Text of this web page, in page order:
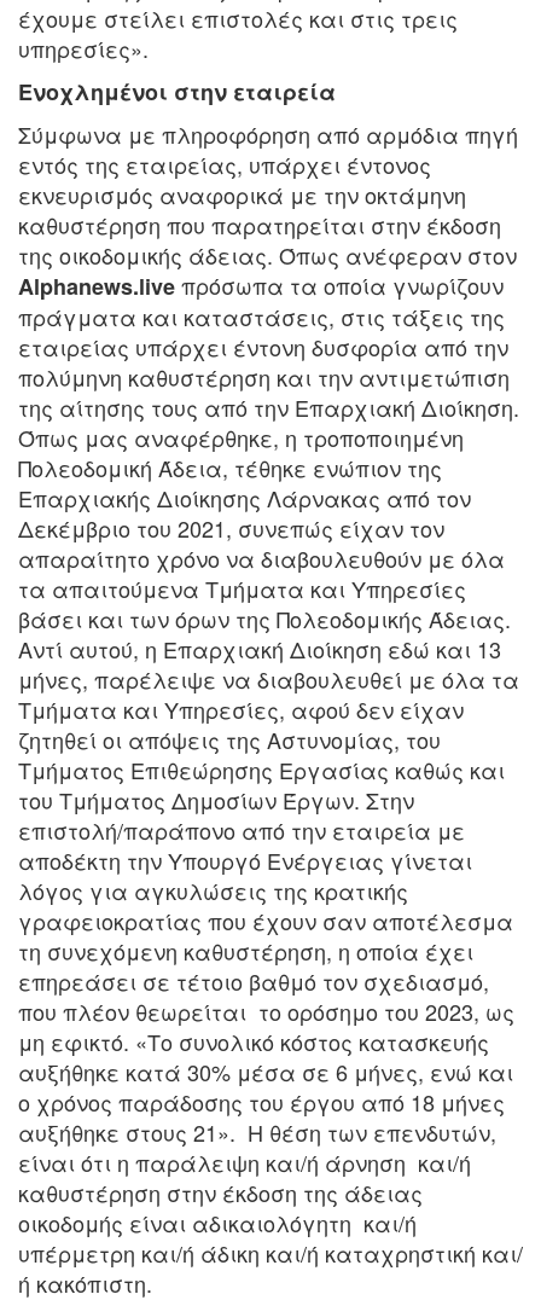
έχουμε στείλει επιστολές και στις τρεις
υπηρεσίες».
Ενοχλημένοι στην εταιρεία
Σύμφωνα με πληροφόρηση από αρμόδια πηγή
εντός της εταιρείας, υπάρχει έντονος
εκνευρισμός αναφορικά με την οκτάμηνη
καθυστέρηση που παρατηρείται στην έκδοση
της οικοδομικής άδειας. Όπως ανέφεραν στον
Alphanews.liveπρόσωπα τα οποία γνωρίζουν
πράγματα και καταστάσεις, στις τάξεις της
εταιρείας υπάρχει έντονη δυσφορία από την
πολύμηνη καθυστέρηση και την αντιμετώπιση
της αίτησης τους από την Επαρχιακή Διοίκηση.
Όπως μας αναφέρθηκε, η τροποποιημένη
Πολεοδομική Άδεια, τέθηκε ενώπιον της
Επαρχιακής Διοίκησης Λάρνακας από τον
Δεκέμβριο του 2021, συνεπώς είχαν τον
απαραίτητο χρόνο να διαβουλευθούν με όλα
τα απαιτούμενα Τμήματα και Υπηρεσίες
βάσει και των όρων της Πολεοδομικής Άδειας.
Αντί αυτού, η Επαρχιακή Διοίκηση εδώ και 13
μήνες, παρέλειψε να διαβουλευθεί με όλα τα
Τμήματα και Υπηρεσίες, αφού δεν είχαν
ζητηθεί οι απόψεις της Αστυνομίας, του
Τμήματος Επιθεώρησης Εργασίας καθώς και
του Τμήματος Δημοσίων Έργων. Στην
επιστολή/παράπονο από την εταιρεία με
αποδέκτη την Υπουργό Ενέργειας γίνεται
λόγος για αγκυλώσεις της κρατικής
γραφειοκρατίας που έχουν σαν αποτέλεσμα
τη συνεχόμενη καθυστέρηση, η οποία έχει
επηρεάσει σε τέτοιο βαθμό τον σχεδιασμό,
που πλέον θεωρείται το ορόσημο του 2023, ως
μη εφικτό. «Το συνολικό κόστος κατασκευής
αυξήθηκε κατά 30% μέσα σε 6 μήνες, ενώ και
ο χρόνος παράδοσης του έργου από 18 μήνες
αυξήθηκε στους 21». Η θέση των επενδυτών,
είναι ότι η παράλειψη και/ή άρνηση και/ή
καθυστέρηση στην έκδοση της άδειας
οικοδομής είναι αδικαιολόγητη και/ή
υπέρμετρη και/ή άδικη και/ή καταχρηστική και/
ή κακόπιστη.